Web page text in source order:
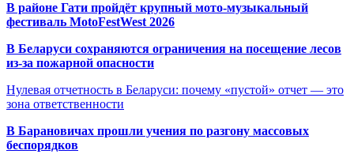
В районе Гати пройдёт крупный мото-музыкальный
фестиваль MotoFestWest 2026
В Беларуси сохраняются ограничения на посещение лесов
из-за пожарной опасности
Нулевая отчетность в Беларуси: почему «пустой» отчет — это
зона ответственности
В Барановичах прошли учения по разгону массовых
беспорядков